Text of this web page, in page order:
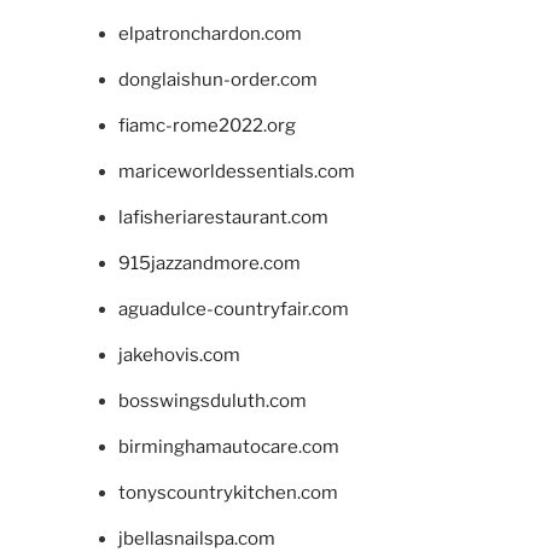
elpatronchardon.com
donglaishun-order.com
fiamc-rome2022.org
mariceworldessentials.com
lafisheriarestaurant.com
915jazzandmore.com
aguadulce-countryfair.com
jakehovis.com
bosswingsduluth.com
birminghamautocare.com
tonyscountrykitchen.com
jbellasnailspa.com